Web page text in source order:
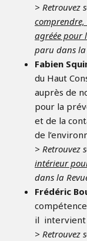
> Retrouvez
comprendre,
agréée pour
paru dans la
Fabien
du Haut
auprès de
pour la
et de la
de
> Retrouvez
intérieur
dans la
Frédéric
il intervient
> Retrouvez